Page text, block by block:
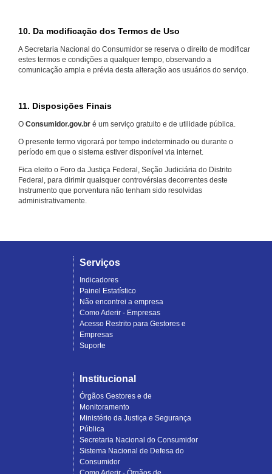
10. Da modificação dos Termos de Uso
A Secretaria Nacional do Consumidor se reserva o direito de modificar
estes termos e condições a qualquer tempo, observando a
comunicação ampla e prévia desta alteração aos usuários do serviço.
11. Disposições Finais
O Consumidor.gov.br é um serviço gratuito e de utilidade pública.
O presente termo vigorará por tempo indeterminado ou durante o
período em que o sistema estiver disponível via internet.
Fica eleito o Foro da Justiça Federal, Seção Judiciária do Distrito
Federal, para dirimir quaisquer controvérsias decorrentes deste
Instrumento que porventura não tenham sido resolvidas
administrativamente.
Serviços
Indicadores
Painel Estatístico
Não encontrei a empresa
Como Aderir - Empresas
Acesso Restrito para Gestores e
Empresas
Suporte
Institucional
Órgãos Gestores e de
Monitoramento
Ministério da Justiça e Segurança
Pública
Secretaria Nacional do Consumidor
Sistema Nacional de Defesa do
Consumidor